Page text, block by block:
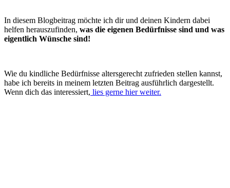
In diesem Blogbeitrag möchte ich dir und deinen Kindern dabei
helfen herauszufinden, was die eigenen Bedürfnisse sind und was
eigentlich Wünsche sind!
Wie du kindliche Bedürfnisse altersgerecht zufrieden stellen kannst,
habe ich bereits in meinem letzten Beitrag ausführlich dargestellt.
Wenn dich das interessiert, lies gerne hier weiter.